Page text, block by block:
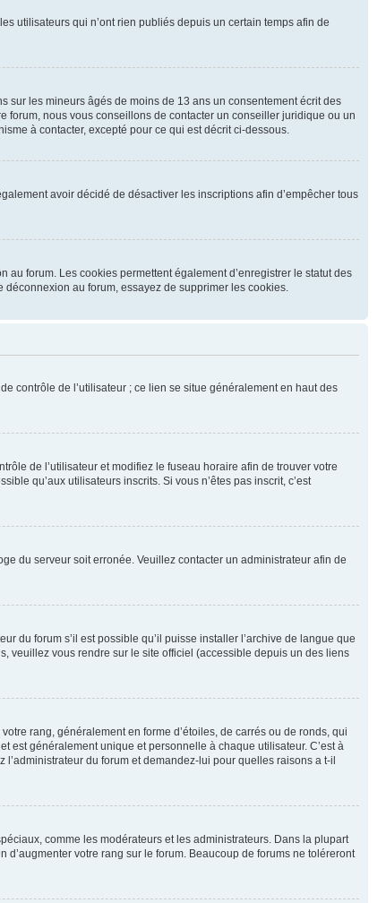
utilisateurs qui n’ont rien publiés depuis un certain temps afin de
sur les mineurs âgés de moins de 13 ans un consentement écrit des
forum, nous vous conseillons de contacter un conseiller juridique ou un
à contacter, excepté pour ce qui est décrit ci-dessous.
avoir décidé de désactiver les inscriptions afin d’empêcher tous
au forum. Les cookies permettent également d’enregistrer le statut des
au forum, essayez de supprimer les cookies.
contrôle de l’utilisateur ; ce lien se situe généralement en haut des
de l’utilisateur et modifiez le fuseau horaire afin de trouver votre
qu’aux utilisateurs inscrits. Si vous n’êtes pas inscrit, c’est
du serveur soit erronée. Veuillez contacter un administrateur afin de
du forum s’il est possible qu’il puisse installer l’archive de langue que
veuillez vous rendre sur le site officiel (accessible depuis un des liens
rang, généralement en forme d’étoiles, de carrés ou de ronds, qui
est généralement unique et personnelle à chaque utilisateur. C’est à
du forum et demandez-lui pour quelles raisons a t-il
comme les modérateurs et les administrateurs. Dans la plupart
votre rang sur le forum. Beaucoup de forums ne toléreront